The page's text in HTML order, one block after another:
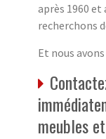
après 1960 et
recherchons
Et nous
meubles